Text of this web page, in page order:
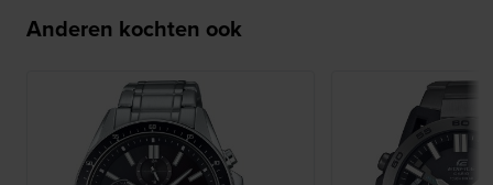
Anderen kochten ook